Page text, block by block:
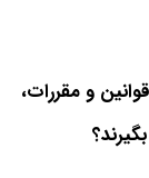
و مقررات،